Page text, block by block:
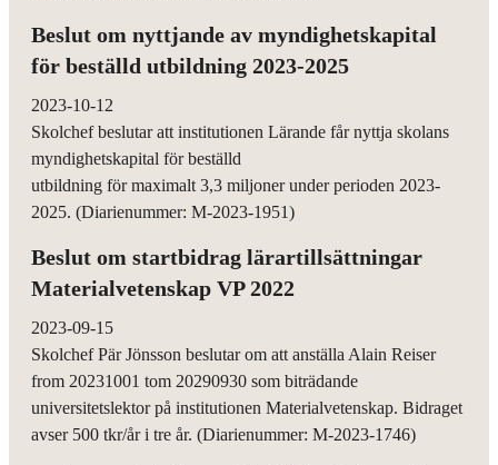
Beslut om nyttjande av myndighetskapital
för beställd utbildning 2023-2025
2023-10-12
Skolchef beslutar att institutionen Lärande får nyttja skolans
myndighetskapital för beställd
utbildning för maximalt 3,3 miljoner under perioden 2023-
2025. (Diarienummer: M-2023-1951)
Beslut om startbidrag lärartillsättningar
Materialvetenskap VP 2022
2023-09-15
Skolchef Pär Jönsson beslutar om att anställa Alain Reiser
from 20231001 tom 20290930 som biträdande
universitetslektor på institutionen Materialvetenskap. Bidraget
avser 500 tkr/år i tre år. (Diarienummer: M-2023-1746)